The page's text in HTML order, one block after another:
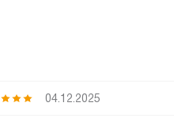
04.12.2025